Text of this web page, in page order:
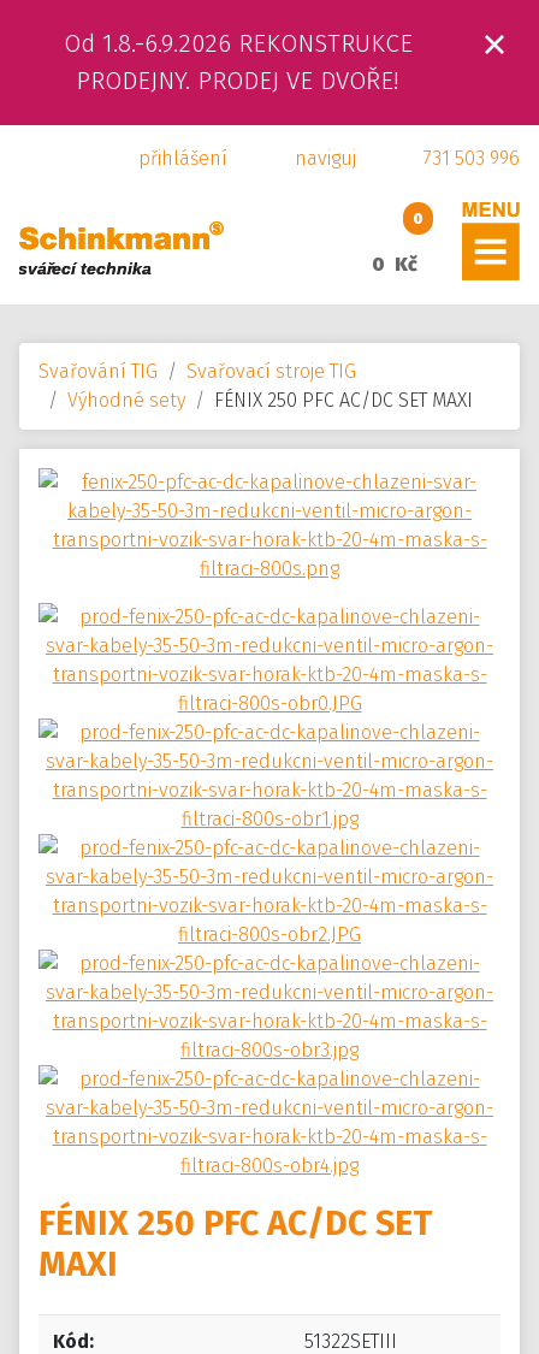
Od 1.8.-6.9.2026 REKONSTRUKCE
PRODEJNY. PRODEJ VE DVOŘE!
731 503 996
naviguj
přihlášení
0
0 Kč
ÚVOD
KAMENNÁ PRODEJNA
KONTAKTY
E-SHOP
Svařování TIG
Svařovací stroje TIG
Výhodné sety
FÉNIX 250 PFC AC/DC SET MAXI
FÉNIX 250 PFC AC/DC SET
MAXI
Kód: 51322SETIII